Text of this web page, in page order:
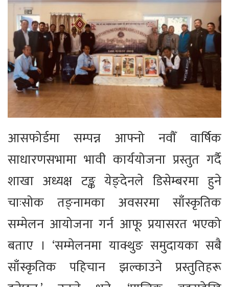
आसफोर्डमा सम्पन्न आफ्नो नवौँ वार्षिक
साधारणसभामा भावी कार्ययोजना प्रस्तुत गर्दै
शाखा अध्यक्ष टङ्क येङ्देनले डिसेम्बरमा हुने
चाःसोक तङ्नामका अवसरमा साँस्कृतिक
सम्मेलन आयोजना गर्न आफू प्रयासरत भएको
बताए । ‘सम्मेलनमा याक्थुङ समुदायका सबै
साँस्कृतिक पहिचान झल्काउने प्रस्तुतिहरू